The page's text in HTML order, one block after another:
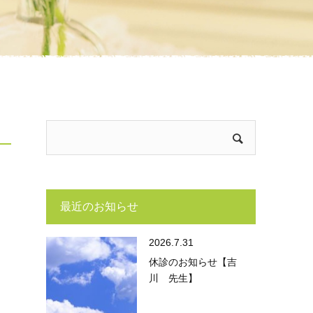
最近のお知らせ
休診のお知らせ【吉
川 先生】
2026.7.31